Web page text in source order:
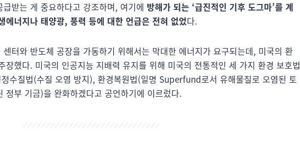
받는 게 중요하다고 강조하며, 여기에 방해가 되는 ‘급진적인 기후 도그마’를 계
에너지나 태양광, 풍력 등에 대한 언급은 전혀 없었다.
터와 반도체 공장을 가동하기 위해서는 막대한 에너지가 요구되는데, 미국의 환
장했다. 미국의 인공지능 지배력 유지를 위해 미국의 전통적인 세 가지 환경 보호법
수질법(수질 오염 방지), 환경복원법(일명 Superfund로서 유해물질로 오염된 토
정부 기금)을 완화하겠다고 공언하기에 이르렀다.